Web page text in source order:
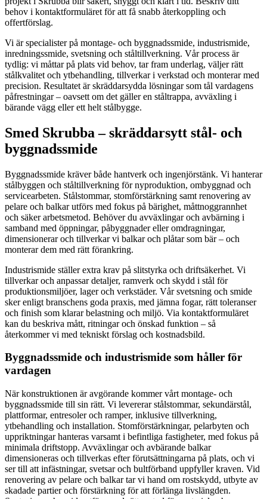
behov i kontaktformuläret för att få snabb återkoppling och
offertförslag.
Vi är specialister på montage- och byggnadssmide, industrismide,
inredningssmide, svetsning och ståltillverkning. Vår process är
tydlig: vi måttar på plats vid behov, tar fram underlag, väljer rätt
stålkvalitet och ytbehandling, tillverkar i verkstad och monterar med
precision. Resultatet är skräddarsydda lösningar som tål vardagens
påfrestningar – oavsett om det gäller en ståltrappa, avväxling i
bärande vägg eller ett helt stålbygge.
Smed Skrubba – skräddarsytt stål- och
byggnadssmide
Byggnadssmide kräver både hantverk och ingenjörstänk. Vi hanterar
stålbyggen och ståltillverkning för nyproduktion, ombyggnad och
servicearbeten. Stålstommar, stomförstärkning samt renovering av
pelare och balkar utförs med fokus på bärighet, måttnoggrannhet
och säker arbetsmetod. Behöver du avväxlingar och avbärning i
samband med öppningar, påbyggnader eller omdragningar,
dimensionerar och tillverkar vi balkar och plåtar som bär – och
monterar dem med rätt förankring.
Industrismide ställer extra krav på slitstyrka och driftsäkerhet. Vi
tillverkar och anpassar detaljer, ramverk och skydd i stål för
produktionsmiljöer, lager och verkstäder. Vår svetsning och smide
sker enligt branschens goda praxis, med jämna fogar, rätt toleranser
och finish som klarar belastning och miljö. Via kontaktformuläret
kan du beskriva mått, ritningar och önskad funktion – så
återkommer vi med tekniskt förslag och kostnadsbild.
Byggnadssmide och industrismide som håller för
vardagen
När konstruktionen är avgörande kommer vårt montage- och
byggnadssmide till sin rätt. Vi levererar stålstommar, sekundärstål,
plattformar, entresoler och ramper, inklusive tillverkning,
ytbehandling och installation. Stomförstärkningar, pelarbyten och
uppriktningar hanteras varsamt i befintliga fastigheter, med fokus på
minimala driftstopp. Avväxlingar och avbärande balkar
dimensioneras och tillverkas efter förutsättningarna på plats, och vi
ser till att infästningar, svetsar och bultförband uppfyller kraven. Vid
renovering av pelare och balkar tar vi hand om rostskydd, utbyte av
skadade partier och förstärkning för att förlänga livslängden.